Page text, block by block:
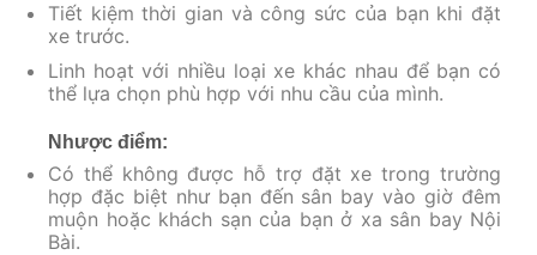
Tiết kiệm thời gian và công sức của bạn khi đặt
xe trước.
Linh hoạt với nhiều loại xe khác nhau để bạn có
thể lựa chọn phù hợp với nhu cầu của mình.
Nhược điểm:
Có thể không được hỗ trợ đặt xe trong trường
hợp đặc biệt như bạn đến sân bay vào giờ đêm
muộn hoặc khách sạn của bạn ở xa sân bay Nội
Bài.